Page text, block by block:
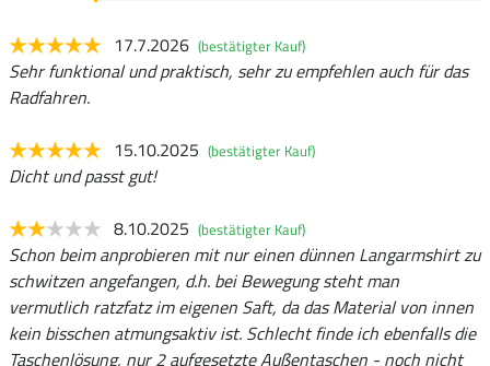
17.7.2026 (bestätigter Kauf)
Sehr funktional und praktisch, sehr zu empfehlen auch für das
Radfahren.
15.10.2025 (bestätigter Kauf)
Dicht und passt gut!
8.10.2025 (bestätigter Kauf)
Schon beim anprobieren mit nur einen dünnen Langarmshirt zu
schwitzen angefangen, d.h. bei Bewegung steht man
vermutlich ratzfatz im eigenen Saft, da das Material von innen
kein bisschen atmungsaktiv ist. Schlecht finde ich ebenfalls die
Taschenlösung, nur 2 aufgesetzte Außentaschen - noch nicht